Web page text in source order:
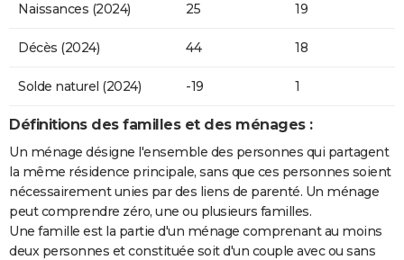
Naissances (2024) 25 19
Décès (2024) 44 18
Solde naturel (2024) -19 1
Définitions des familles et des ménages :
Un ménage désigne l'ensemble des personnes qui partagent
la même résidence principale, sans que ces personnes soient
nécessairement unies par des liens de parenté. Un ménage
peut comprendre zéro, une ou plusieurs familles.
Une famille est la partie d'un ménage comprenant au moins
deux personnes et constituée soit d'un couple avec ou sans